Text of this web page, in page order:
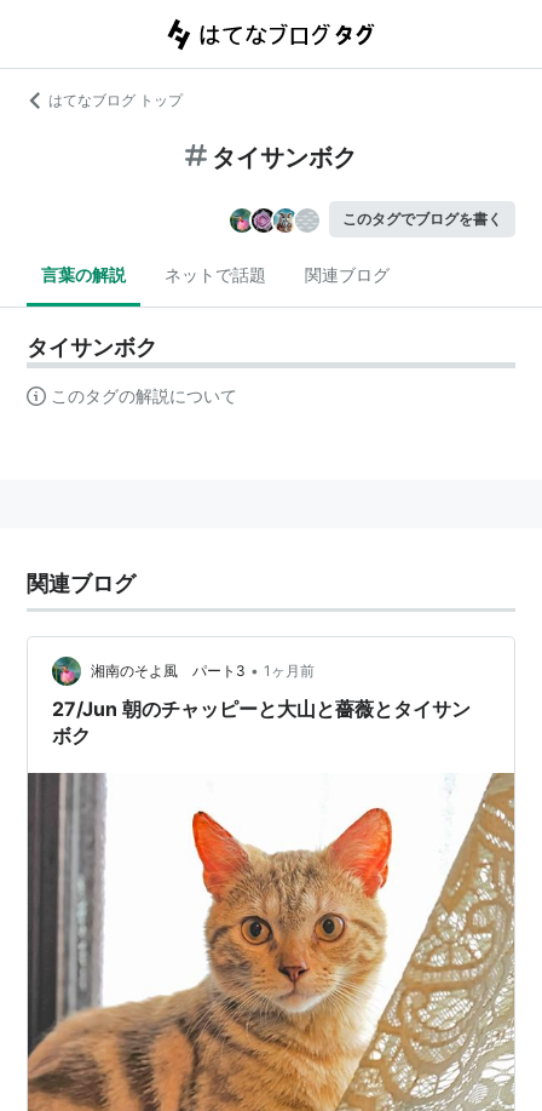
はてなブログ トップ
タイサンボク
このタグでブログを書く
言葉の解説 ネットで話題 関連ブログ
タイサンボク
このタグの解説について
関連ブログ
湘南のそよ風 パート3 • 1ヶ月前
27/Jun 朝のチャッピーと大山と薔薇とタイサン
ボク